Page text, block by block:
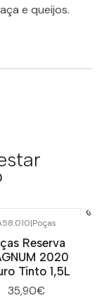
e queijos.
|Poças
Reserva
2020
Tinto 1,5L
35,90€